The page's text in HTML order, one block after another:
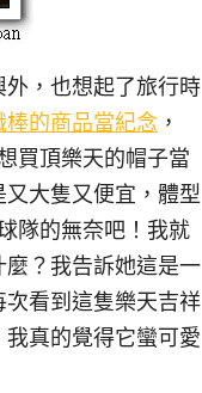
，也想起了旅行時
棒的商品當紀念 ，
買頂樂天的帽子當
大隻又便宜，體型
隊的無奈吧！我就
？我告訴她這是一
看到這隻樂天吉祥
真的覺得它蠻可愛